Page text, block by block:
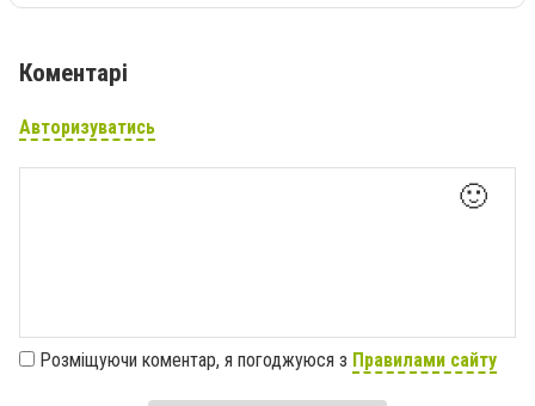
Коментарі
Авторизуватись
🙂
Розміщуючи коментар, я погоджуюся з Правилами сайту